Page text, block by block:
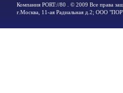
Компания PORT://80 . © 2009 Все права
г.Москва 11-ая Радиальная д.2; ООО